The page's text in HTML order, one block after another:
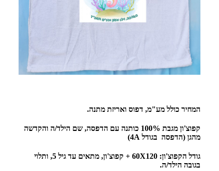
המחיר כולל מע"מ, דפוס ואריזת מתנה.
קפוצ'ון מגבת 100% כותנה עם הדפסה, שם הילד/ה והקדשה
מהגן (הדפסה בגודל 4A)
גודל הקפוצ'ון: 60X120 + קפוצ'ון, מתאים עד גיל 5, ותלוי
בגובה הילד/ה.